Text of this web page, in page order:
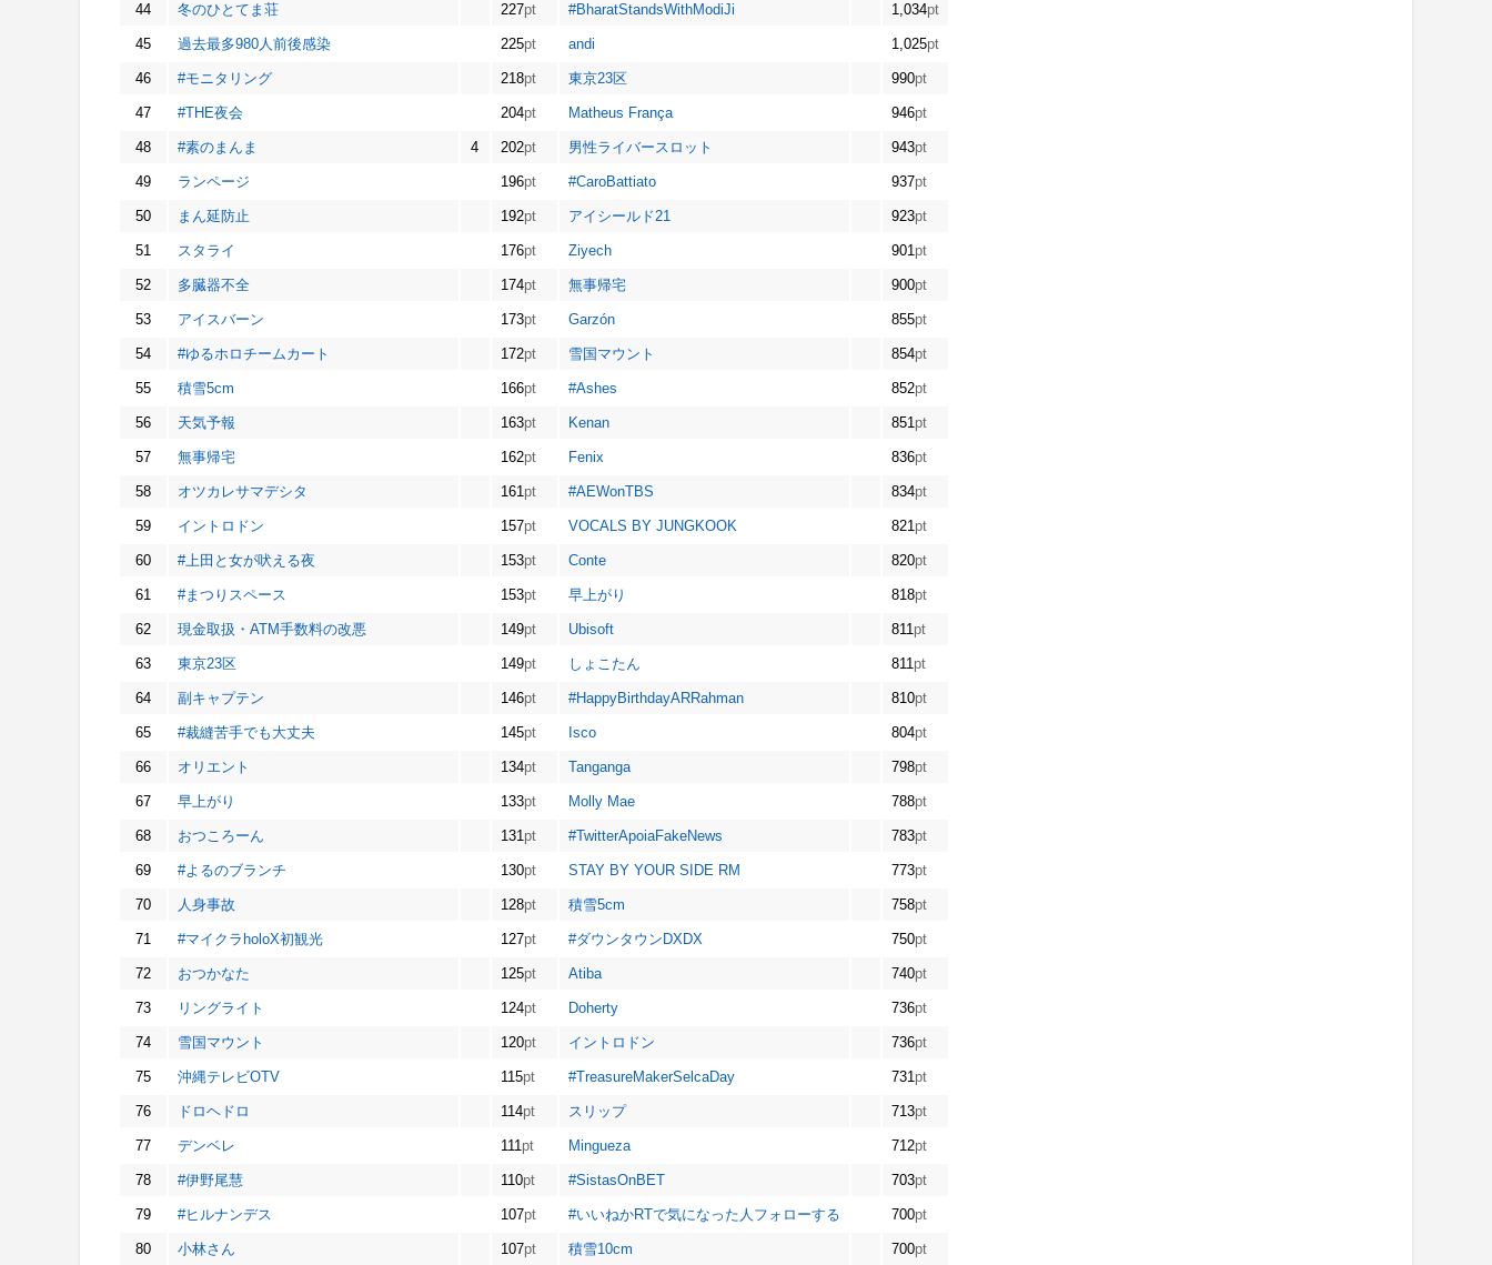
44 冬のひとてま荘 227pt #BharatStandsWithModiJi 1,034pt
45 過去最多980人前後感染 225pt andi 1,025pt
46 #モニタリング 218pt 東京23区 990pt
47 #THE夜会 204pt Matheus França 946pt
48 #素のまんま 4 202pt 男性ライバースロット 943pt
49 ランページ 196pt #CaroBattiato 937pt
50 まん延防止 192pt アイシールド21 923pt
51 スタライ 176pt Ziyech 901pt
52 多臓器不全 174pt 無事帰宅 900pt
53 アイスバーン 173pt Garzón 855pt
54 #ゆるホロチームカート 172pt 雪国マウント 854pt
55 積雪5cm 166pt #Ashes 852pt
56 天気予報 163pt Kenan 851pt
57 無事帰宅 162pt Fenix 836pt
58 オツカレサマデシタ 161pt #AEWonTBS 834pt
59 イントロドン 157pt VOCALS BY JUNGKOOK 821pt
60 #上田と女が吠える夜 153pt Conte 820pt
61 #まつりスペース 153pt 早上がり 818pt
62 現金取扱・ATM手数料の改悪 149pt Ubisoft 811pt
63 東京23区 149pt しょこたん 811pt
64 副キャプテン 146pt #HappyBirthdayARRahman 810pt
65 #裁縫苦手でも大丈夫 145pt Isco 804pt
66 オリエント 134pt Tanganga 798pt
67 早上がり 133pt Molly Mae 788pt
68 おつころーん 131pt #TwitterApoiaFakeNews 783pt
69 #よるのブランチ 130pt STAY BY YOUR SIDE RM 773pt
70 人身事故 128pt 積雪5cm 758pt
71 #マイクラholoX初観光 127pt #ダウンタウンDXDX 750pt
72 おつかなた 125pt Atiba 740pt
73 リングライト 124pt Doherty 736pt
74 雪国マウント 120pt イントロドン 736pt
75 沖縄テレビOTV 115pt #TreasureMakerSelcaDay 731pt
76 ドロヘドロ 114pt スリップ 713pt
77 デンベレ 111pt Mingueza 712pt
78 #伊野尾慧 110pt #SistasOnBET 703pt
79 #ヒルナンデス 107pt #いいねかRTで気になった人フォローする 700pt
80 小林さん 107pt 積雪10cm 700pt